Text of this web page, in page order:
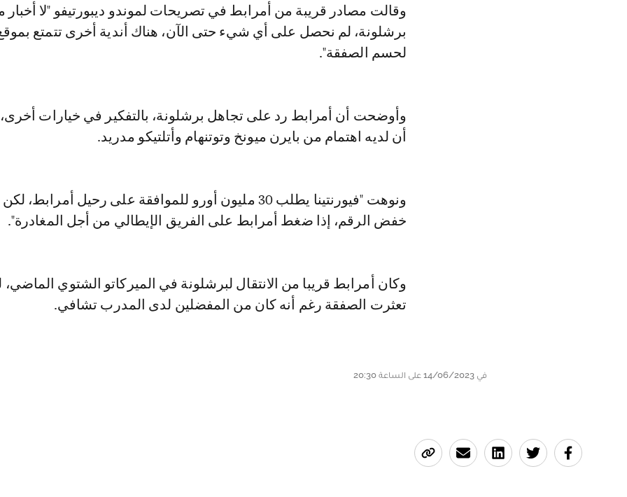
وقالت مصادر قريبة من أمرابط في تصريحات لموندو ديبورتيفو "لا أخبار
برشلونة، لم نحصل على أي شيء حتى الآن، هناك أندية أخرى تتمتع
لحسم الصفقة".
وأوضحت أن أمرابط رد على تجاهل برشلونة، بالتفكير في خيارات أخرى،
أن لديه اهتمام من بايرن ميونخ وتوتنهام وأتلتيكو مدريد.
ونوهت "فيورنتينا يطلب 30 مليون أورو للموافقة على رحيل أمرابط،
خفض الرقم، إذا ضغط أمرابط على الفريق الإيطالي من أجل المغادرة".
وكان أمرابط قريبا من الانتقال لبرشلونة في الميركاتو الشتوي
تعثرت الصفقة رغم أنه كان من المفضلين لدى المدرب تشافي.
في 14/06/2023 على الساعة 20:30